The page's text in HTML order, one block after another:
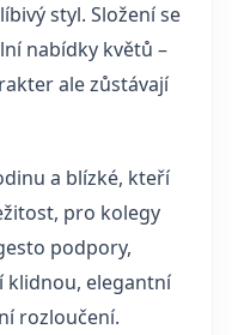
styl. Složení se
nabídky květů –
ale zůstávají
a blízké, kteří
pro kolegy
podpory,
klidnou, elegantní
rozloučení.